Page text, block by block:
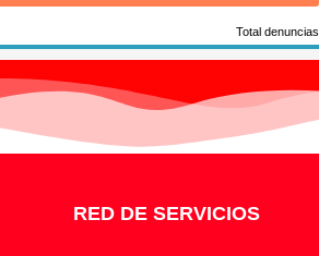
Total denuncias
RED DE SERVICIOS